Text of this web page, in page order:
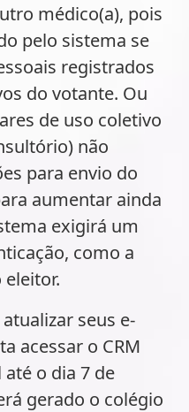
médico(a), pois
pelo sistema se
registrados
do votante. Ou
de uso coletivo
não
para envio do
aumentar ainda
exigirá um
como a
seus e-
acessar o CRM
o dia 7 de
gerado o colégio